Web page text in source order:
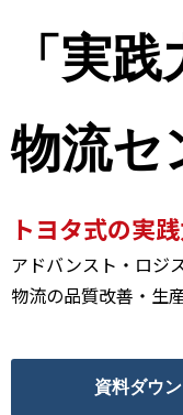
「実
物流セ
トヨタ式の実
アドバンスト・ロジ
物流の品質改善・生
資料ダウ